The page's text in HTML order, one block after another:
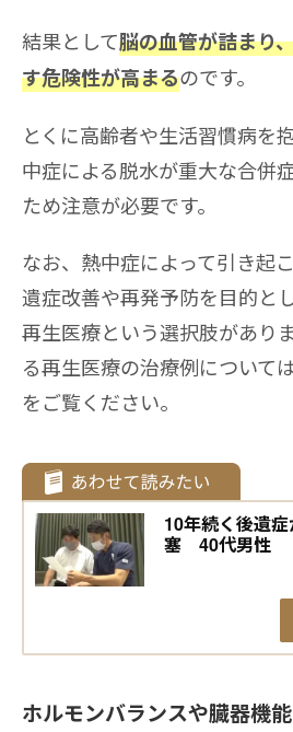
結果として脳の血管が詰まり
す危険性が高まるのです。
とくに高齢者や生活習慣病を
中症による脱水が重大な合併
ため注意が必要です。
なお、熱中症によって引き起
遺症改善や再発予防を目的と
再生医療という選択肢があり
る再生医療の治療例について
をご覧ください。
10年続く後遺
塞 40代男性
ホルモンバランスや臓器機